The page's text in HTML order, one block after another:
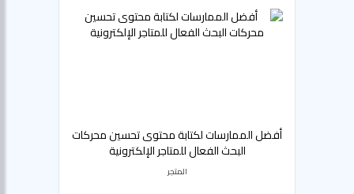
أفضل الممارسات لكتابة محتوى تحسين محركات
البحث الفعال للمتاجر الإلكترونية
المتجر